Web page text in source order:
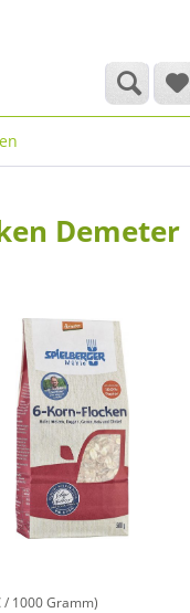
Demeter
/ 1000 Gramm)